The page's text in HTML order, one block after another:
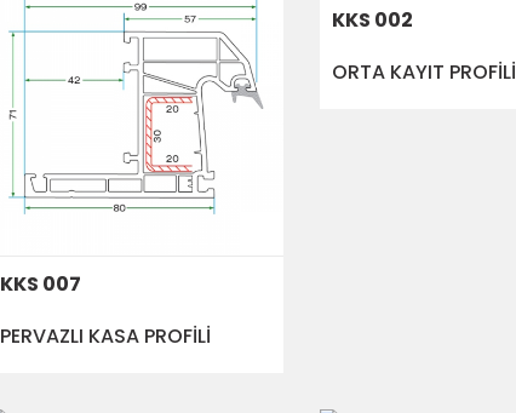
KKS 007
PERVAZLI KASA PROFİLİ
KKS 002
ORTA KAYIT PROFİLİ